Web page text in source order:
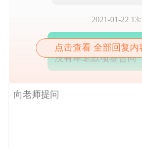
2021-01-22
我们只跟客户签了合
没有单笔款项签合同
点击查看 全部回复内